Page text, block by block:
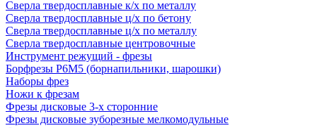
Сверла твердосплавные к/х по металлу
Сверла твердосплавные ц/х по бетону
Сверла твердосплавные ц/х по металлу
Сверла твердосплавные центровочные
Инструмент режущий - фрезы
Борфрезы Р6М5 (борнапильники, шарошки)
Наборы фрез
Ножи к фрезам
Фрезы дисковые 3-х сторонние
Фрезы дисковые зуборезные мелкомодульные